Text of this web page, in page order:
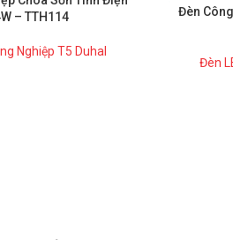
– TTH114
Nghiệp T5 Duhal
Đèn
Đèn